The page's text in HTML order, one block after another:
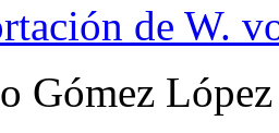
de W.
Gómez López